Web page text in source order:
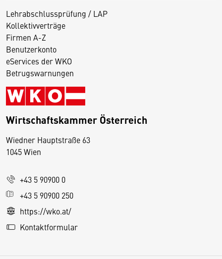
Lehrabschlussprüfung / LAP
Kollektivverträge
Firmen A-Z
Benutzerkonto
eServices der WKO
Betrugswarnungen
Wirtschaftskammer Österreich
Wiedner Hauptstraße 63
1045 Wien
+43 5 90900 0
+43 5 90900 250
https://wko.at/
Kontaktformular
D
s
e
S
e